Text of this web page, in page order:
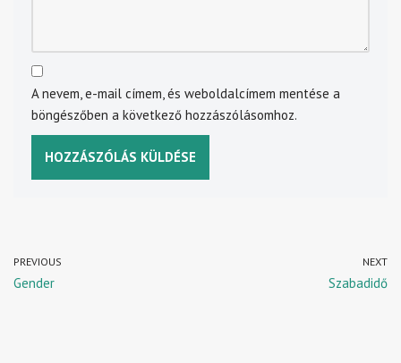
A nevem, e-mail címem, és weboldalcímem mentése a
böngészőben a következő hozzászólásomhoz.
PREVIOUS
Gender
NEXT
Szabadidő